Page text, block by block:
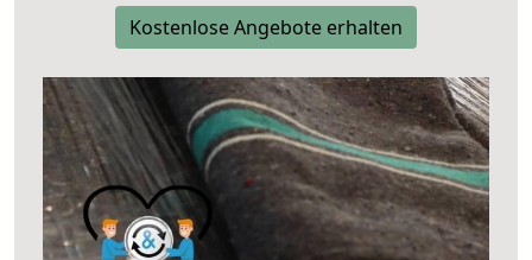
Kostenlose Angebote erhalten